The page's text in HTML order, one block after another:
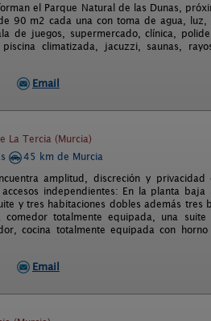
el Parque Natural de las Dunas,
90 m2 cada una con toma de agua, luz,
de juegos, supermercado, clínica,
climatizada, jacuzzi, saunas,
Email
La Tercia (Murcia)
45 km de Murcia
amplitud, discreción y
independientes: En la planta
y tres habitaciones dobles además tres
totalmente equipada, una
cocina totalmente equipada con
Email